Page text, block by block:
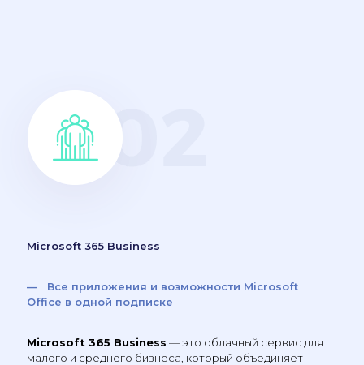
Microsoft 365 Business
— Все приложения и возможности Microsoft
Office в одной подписке
Microsoft 365 Business — это облачный сервис для
малого и среднего бизнеса, который объединяет